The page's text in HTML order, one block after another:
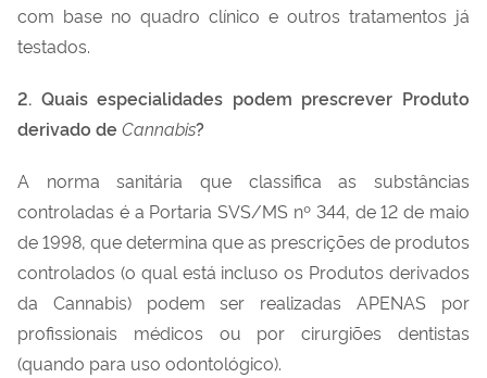
com base no quadro clínico e outros tratamentos já
testados.
2. Quais especialidades podem prescrever Produto
derivado de Cannabis?
A norma sanitária que classifica as substâncias
controladas é a Portaria SVS/MS nº 344, de 12 de maio
de 1998, que determina que as prescrições de produtos
controlados (o qual está incluso os Produtos derivados
da Cannabis) podem ser realizadas APENAS por
profissionais médicos ou por cirurgiões dentistas
(quando para uso odontológico).